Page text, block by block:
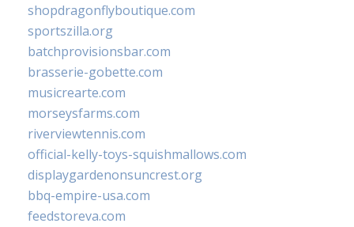
shopdragonflyboutique.com
sportszilla.org
batchprovisionsbar.com
brasserie-gobette.com
musicrearte.com
morseysfarms.com
riverviewtennis.com
official-kelly-toys-squishmallows.com
displaygardenonsuncrest.org
bbq-empire-usa.com
feedstoreva.com